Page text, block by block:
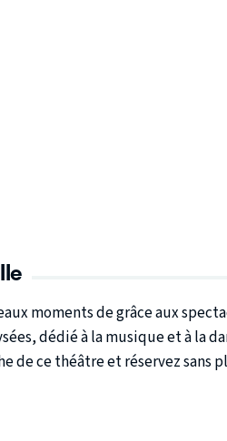
moments de grâce aux
dédié à la musique et à la
de ce théâtre et réservez sans